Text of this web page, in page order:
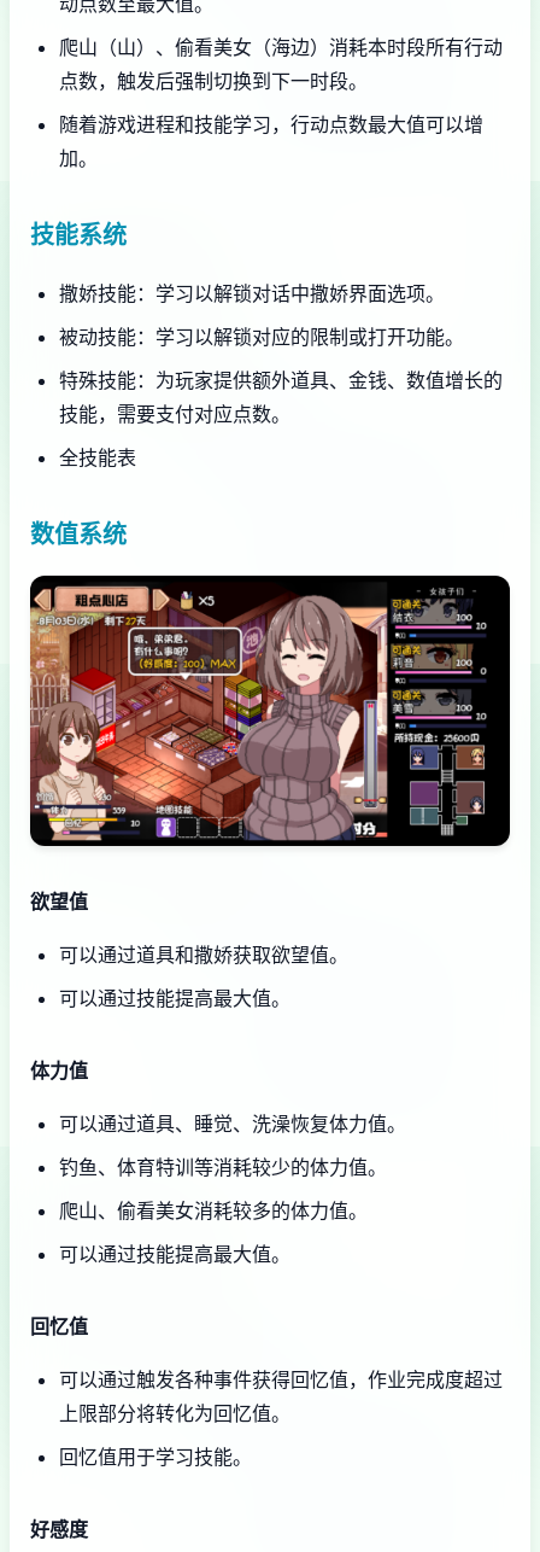
爬山（山）、偷看美女（海边）消耗本时段所有行动
点数，触发后强制切换到下一时段。
随着游戏进程和技能学习，行动点数最大值可以增
加。
技能系统
撒娇技能：学习以解锁对话中撒娇界面选项。
被动技能：学习以解锁对应的限制或打开功能。
特殊技能：为玩家提供额外道具、金钱、数值增长的
技能，需要支付对应点数。
全技能表
数值系统
欲望值
可以通过道具和撒娇获取欲望值。
可以通过技能提高最大值。
体力值
可以通过道具、睡觉、洗澡恢复体力值。
钓鱼、体育特训等消耗较少的体力值。
爬山、偷看美女消耗较多的体力值。
可以通过技能提高最大值。
回忆值
可以通过触发各种事件获得回忆值，作业完成度超过
上限部分将转化为回忆值。
回忆值用于学习技能。
好感度